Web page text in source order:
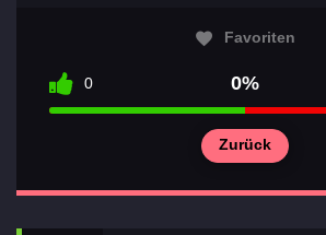
Wichtigsten
Favoriten
0 0%
Zurück